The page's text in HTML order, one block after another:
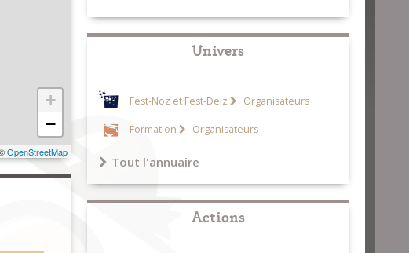
+
−
OpenStreetMap
Univers
Fest-Noz et Fest-Deiz Organisateurs
Formation Organisateurs
Tout l'annuaire
Actions